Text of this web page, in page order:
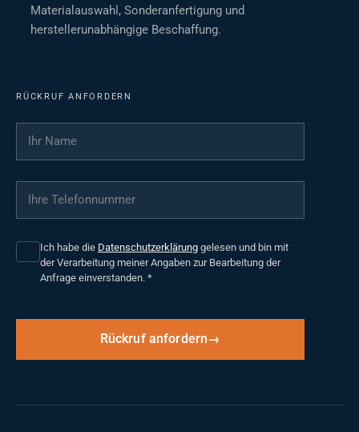
Materialauswahl, Sonderanfertigung und
herstellerunabhängige Beschaffung.
RÜCKRUF ANFORDERN
Ihr Name
Ihre Telefonnummer
Ich habe die Datenschutzerklärung gelesen und bin mit
der Verarbeitung meiner Angaben zur Bearbeitung der
Anfrage einverstanden. *
Rückruf anfordern